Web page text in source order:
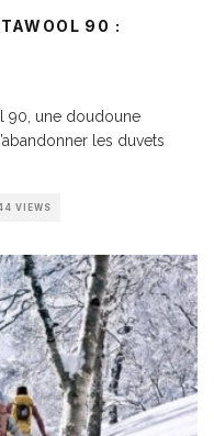
90 :
90, une doudoune
les duvets
VIEWS